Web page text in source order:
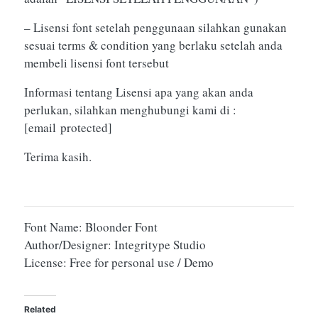
– Lisensi font setelah penggunaan silahkan gunakan
sesuai terms & condition yang berlaku setelah anda
membeli lisensi font tersebut
Informasi tentang Lisensi apa yang akan anda
perlukan, silahkan menghubungi kami di :
[email protected]
Terima kasih.
Font Name: Bloonder Font
Author/Designer: Integritype Studio
License: Free for personal use / Demo
Related